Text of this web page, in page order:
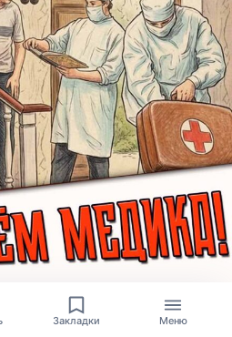
Закладки Меню